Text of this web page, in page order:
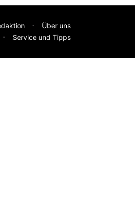
Über uns
Service und Tipps